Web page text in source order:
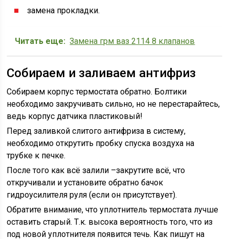
замена прокладки.
Читать еще: Замена грм ваз 2114 8 клапанов
Собираем и заливаем антифриз
Собираем корпус термостата обратно. Болтики
необходимо закручивать сильно, но не перестарайтесь,
ведь корпус датчика пластиковый!
Перед заливкой слитого антифриза в систему,
необходимо открутить пробку спуска воздуха на
трубке к печке.
После того как всё залили –закрутите всё, что
откручивали и установите обратно бачок
гидроусилителя руля (если он присутствует).
Обратите внимание, что уплотнитель термостата лучше
оставить старый. Т.к. высока вероятность того, что из
под новой уплотнителя появится течь. Как пишут на